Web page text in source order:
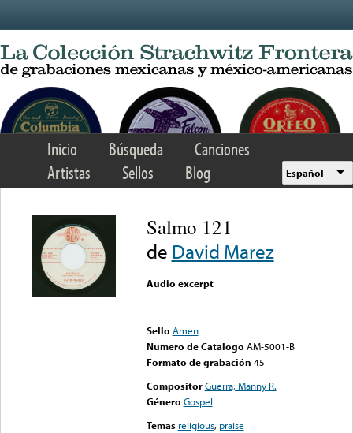
Inicio Búsqueda
Canciones
Artistas
Sellos Blog Español
Salmo 121
de David Marez
Audio excerpt
Sello Amen
Numero de Catalogo AM-5001-B
Formato de grabación 45
Compositor Guerra, Manny R.
Género Gospel
Temas religious, praise